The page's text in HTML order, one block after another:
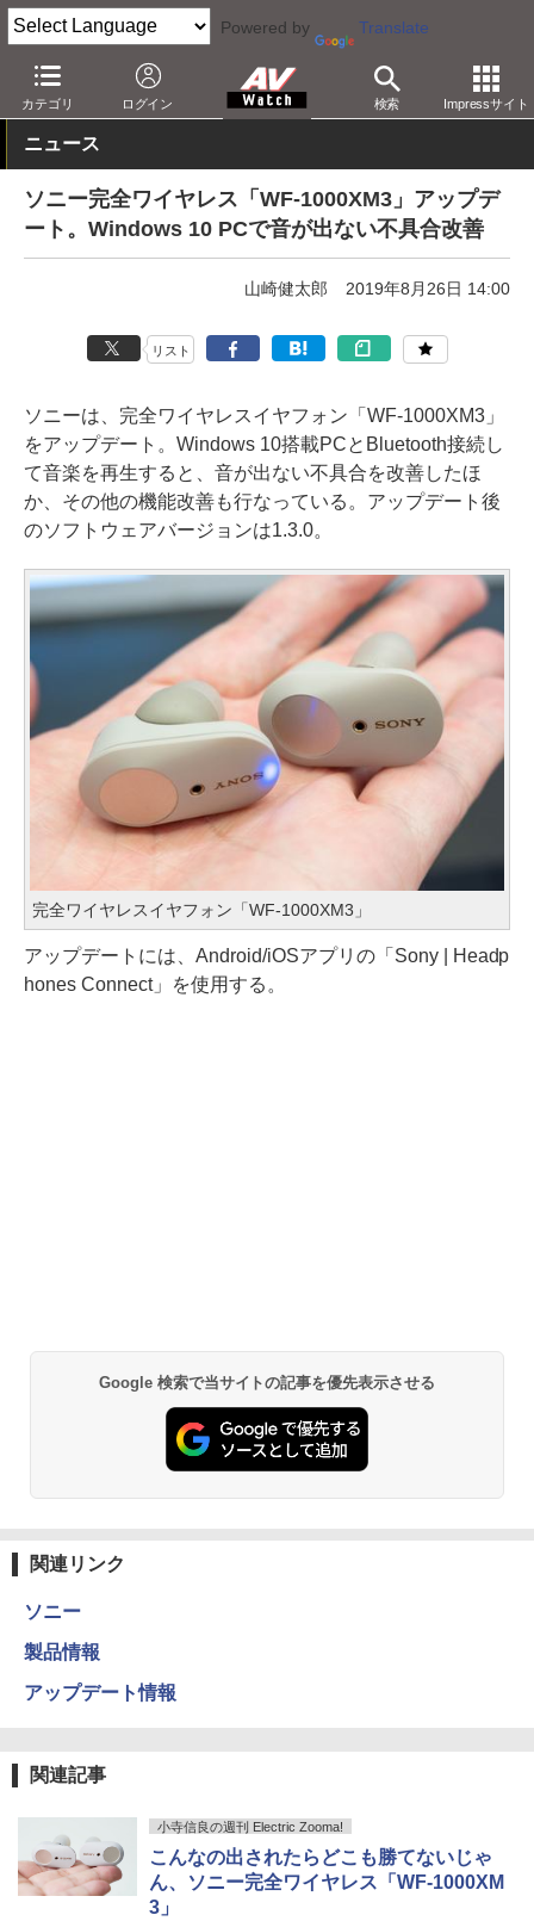
Powered by Translate
カテゴリ ログイン 検索 Impressサイト
AV Watch 製品 ヘッドフォン ソニー
ニュース
ソニー完全ワイヤレス「WF-1000XM3」アップデ
ート。Windows 10 PCで音が出ない不具合改善
山崎健太郎 2019年8月26日 14:00
リスト
ソニーは、完全ワイヤレスイヤフォン「WF-1000XM3」
をアップデート。Windows 10搭載PCとBluetooth接続し
て音楽を再生すると、音が出ない不具合を改善したほ
か、その他の機能改善も行なっている。アップデート後
のソフトウェアバージョンは1.3.0。
完全ワイヤレスイヤフォン「WF-1000XM3」
アップデートには、Android/iOSアプリの「Sony | Headp
hones Connect」を使用する。
Google 検索で当サイトの記事を優先表示させる
関連リンク
ソニー
製品情報
アップデート情報
関連記事
小寺信良の週刊 Electric Zooma!
こんなの出されたらどこも勝てないじゃ
ん、ソニー完全ワイヤレス「WF-1000XM
3」